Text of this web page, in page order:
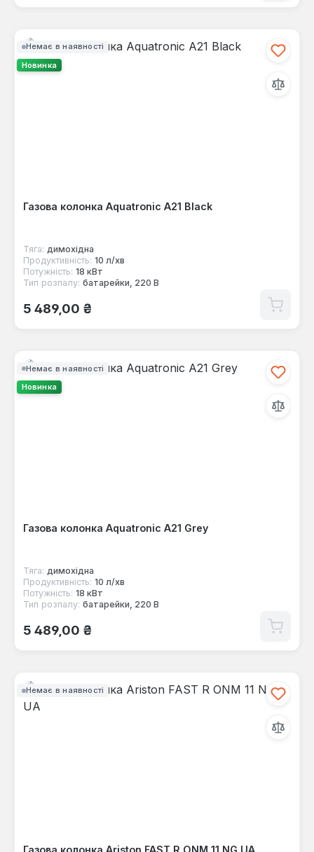
Немає в наявності
Новинка
Газова колонка Aquatronic A21 Black
Тяга: димохідна
Продуктивність: 10 л/хв
Потужність: 18 кВт
Тип розпалу: батарейки, 220 В
Звичайна ціна:
5 489,00 ₴
Немає в наявності
Новинка
Газова колонка Aquatronic A21 Grey
Тяга: димохідна
Продуктивність: 10 л/хв
Потужність: 18 кВт
Тип розпалу: батарейки, 220 В
Звичайна ціна:
5 489,00 ₴
Немає в наявності